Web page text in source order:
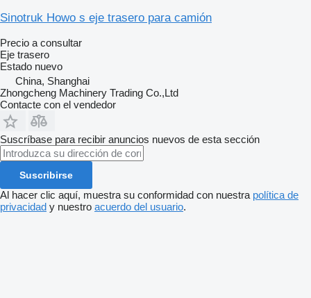
Sinotruk Howo s eje trasero para camión
Precio a consultar
Eje trasero
Estado nuevo
China, Shanghai
Zhongcheng Machinery Trading Co.,Ltd
Contacte con el vendedor
Suscríbase para recibir anuncios nuevos de esta sección
Suscribirse
Al hacer clic aquí, muestra su conformidad con nuestra política de
privacidad y nuestro acuerdo del usuario.